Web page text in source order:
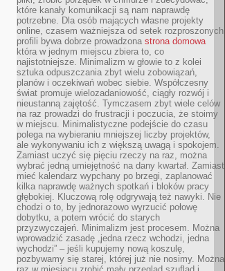
które kanały komunikacji są nam naprawdę
potrzebne. Dla osób mających własne projekty
online, czasem ważniejsza od setek rozproszonych
profili bywa dobrze prowadzona strona domowa
która w jednym miejscu zbiera to, co
najistotniejsze. Minimalizm w głowie to z kolei
sztuka odpuszczania zbyt wielu zobowiązań,
planów i oczekiwań wobec siebie. Współczesny
świat promuje wielozadaniowość, ciągły rozwój i
nieustanną zajętość. Tymczasem zbyt wiele celów
na raz prowadzi do frustracji i poczucia, że stoimy
w miejscu. Minimalistyczne podejście do czasu
polega na wybieraniu mniejszej liczby projektów,
ale wykonywaniu ich z większą uwagą i spokojem.
Zamiast uczyć się pięciu rzeczy na raz, można
wybrać jedną umiejętność na dany kwartał. Zamiast
mieć kalendarz wypchany po brzegi, zaplanować
kilka naprawdę ważnych spotkań i bloków pracy
głębokiej. Kluczową rolę odgrywają też nawyki. Nie
chodzi o to, by jednorazowo wyrzucić połowę
dobytku, a potem wrócić do starych
przyzwyczajeń. Minimalizm jest procesem. Można
wprowadzić zasadę „jedna rzecz wchodzi, jedna
wychodzi” – jeśli kupujemy nową koszulę,
pozbywamy się starej, której już nie nosimy. Można